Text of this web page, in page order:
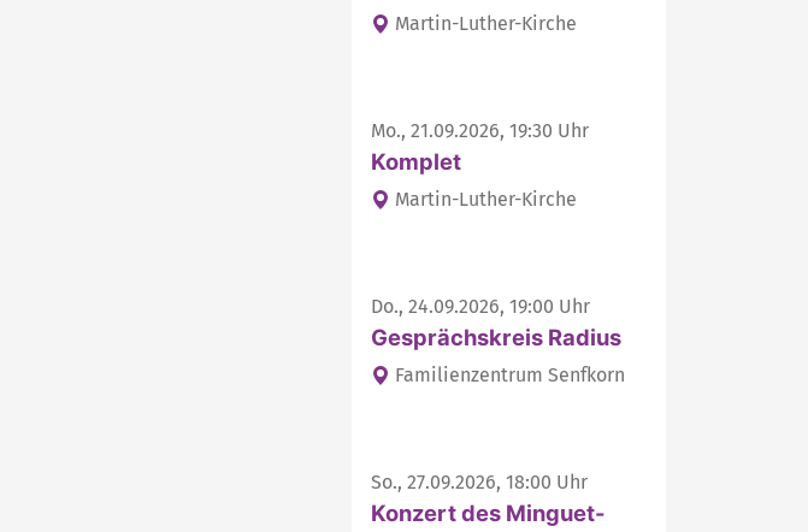
Martin-Luther-Kirche
Mo., 21.09.2026, 19:30 Uhr
Komplet
Martin-Luther-Kirche
Do., 24.09.2026, 19:00 Uhr
Gesprächskreis Radius
Familienzentrum Senfkorn
So., 27.09.2026, 18:00 Uhr
Konzert des Minguet-